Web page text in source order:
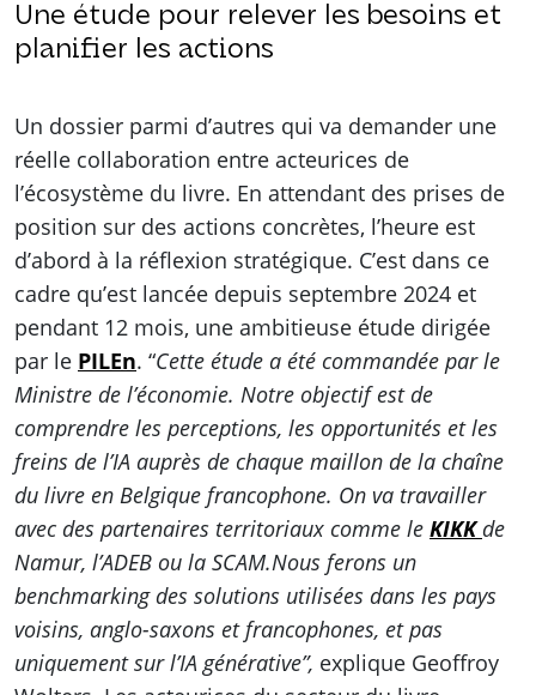
Une étude pour relever les besoins et
planifier les actions
Un dossier parmi d’autres qui va demander une
réelle collaboration entre acteurices de
l’écosystème du livre. En attendant des prises de
position sur des actions concrètes, l’heure est
d’abord à la réflexion stratégique. C’est dans ce
cadre qu’est lancée depuis septembre 2024 et
pendant 12 mois, une ambitieuse étude dirigée
par le PILEn. “Cette étude a été commandée par le
Ministre de l’économie. Notre objectif est de
comprendre les perceptions, les opportunités et les
freins de l’IA auprès de chaque maillon de la chaîne
du livre en Belgique francophone. On va travailler
avec des partenaires territoriaux comme le KIKKde
Namur, l’ADEB ou la SCAM.Nous ferons un
benchmarking des solutions utilisées dans les pays
voisins, anglo-saxons et francophones, et pas
uniquement sur l’IA générative”, explique Geoffroy